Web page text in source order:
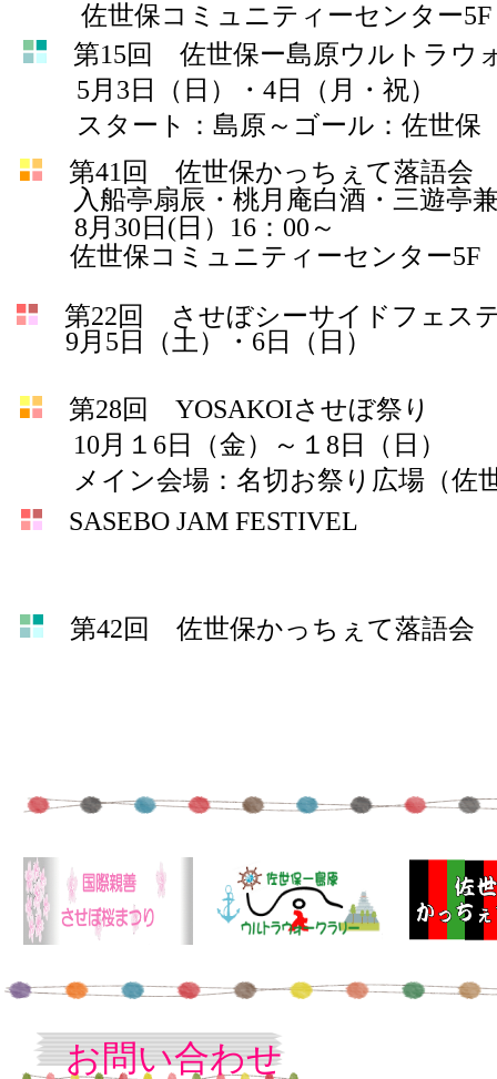
第42回 佐世保かっちぇて落語会
入船亭扇辰・桃月庵白酒・三遊亭
佐世保コミュニティーセンター5F
9月5日（土）・6日（日）
第15回 佐世保ー島原ウルトラウ
5月3日（日）・4日（月・祝）
スタート：島原～ゴール：佐世保
第41回 佐世保かっちぇて落語会
SASEBO JAM FESTIVEL
第28回 YOSAKOIさせぼ祭り
10月１6日（金）～１8日（日）
メイン会場：名切お祭り広場（佐
佐世保コミュニティーセンター5F
8月30日(日）16：00～
お問い合わせ
第22回 させぼシーサイドフェス